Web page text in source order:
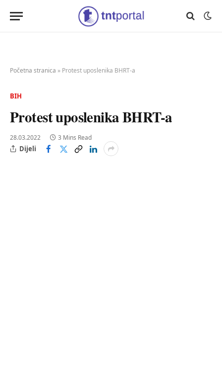
Početna stranica » Protest uposlenika BHRT-a
BIH
Protest uposlenika BHRT-a
28.03.2022 3 Mins Read
Dijeli